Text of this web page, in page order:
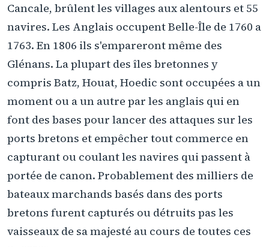
Cancale, brûlent les villages aux alentours et 55
navires. Les Anglais occupent Belle-Île de 1760 a
1763. En 1806 ils s'empareront même des
Glénans. La plupart des îles bretonnes y
compris Batz, Houat, Hoedic sont occupées a un
moment ou a un autre par les anglais qui en
font des bases pour lancer des attaques sur les
ports bretons et empêcher tout commerce en
capturant ou coulant les navires qui passent à
portée de canon. Probablement des milliers de
bateaux marchands basés dans des ports
bretons furent capturés ou détruits pas les
vaisseaux de sa majesté au cours de toutes ces